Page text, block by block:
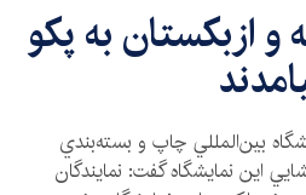
و ازبكستان به پكو
بين‌المللي چاپ و بسته‌بندي
اين نمايشگاه گفت: نمايندگان